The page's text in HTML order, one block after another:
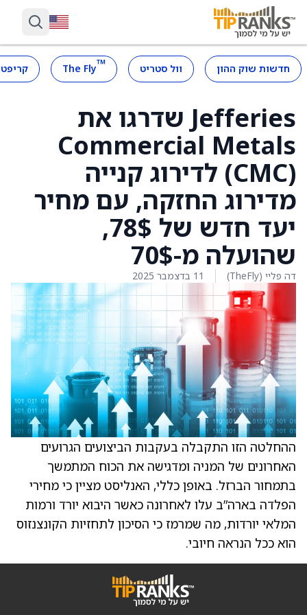
חדשות שוק ההון וול סטריט ™
The Fly
Jefferies שדרגו את
Commercial Metals
(CMC) לדירוג קנייה
מדירוג החזקה, עם מחיר
יעד חדש של 78$,
שהועלה מ-70$
דה פליי (TheFly) 11 בדצמבר 2025
ההחלטה הזו התקבלה בעקבות הביצועים הגרועים
האחרונים של המניה ומדגישה את הכוח המתמשך
בתמחור הברזל. באופן כללי, האנליסט מציין כי מחירי
הפלדה בארה”ב עלו לאחרונה כאשר היבוא יורד ורמות
המלאי יורדות, מה שמרמז כי הסיכון לתחזיות הקונצנזוס
הוא ככל הנראה חיובי.